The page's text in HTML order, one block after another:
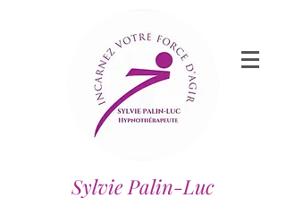
Sylvie Palin-Luc